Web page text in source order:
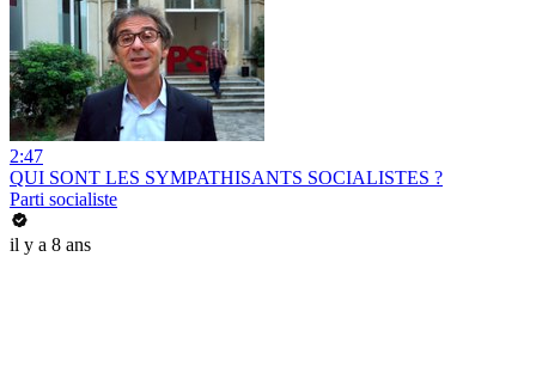
2:47
QUI SONT LES SYMPATHISANTS SOCIALISTES ?
Parti socialiste
il y a 8 ans